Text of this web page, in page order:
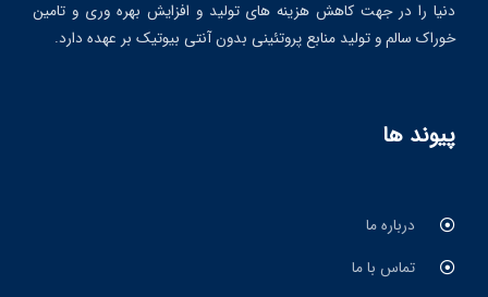
دنیا را در جهت کاهش هزینه های تولید و افزایش بهره وری و تامین
خوراک سالم و تولید منابع پروتئینی بدون آنتی بیوتیک بر عهده دارد.
پیوند ها
درباره ما
تماس با ما